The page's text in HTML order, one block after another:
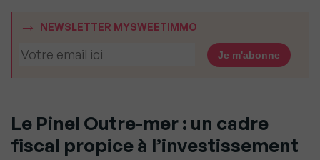
NEWSLETTER MYSWEETIMMO
Le Pinel Outre-mer : un cadre
fiscal propice à l’investissement